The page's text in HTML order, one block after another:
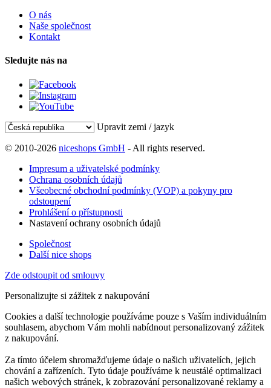
O nás
Naše společnost
Kontakt
Sledujte nás na
Upravit zemi / jazyk
© 2010-2026 niceshops GmbH - All rights reserved.
Impresum a uživatelské podmínky
Ochrana osobních údajů
Všeobecné obchodní podmínky (VOP) a pokyny pro
odstoupení
Prohlášení o přístupnosti
Nastavení ochrany osobních údajů
Společnost
Další nice shops
Zde odstoupit od smlouvy
Personalizujte si zážitek z nakupování
Cookies a další technologie používáme pouze s Vaším individuálním
souhlasem, abychom Vám mohli nabídnout personalizovaný zážitek
z nakupování.
Za tímto účelem shromažďujeme údaje o našich uživatelích, jejich
chování a zařízeních. Tyto údaje používáme k neustálé optimalizaci
našich webových stránek, k zobrazování personalizované reklamy a